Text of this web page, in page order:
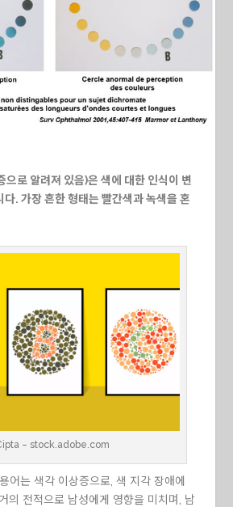
으로 알려져 있음)은 색에 대한 인식이 변
다. 가장 흔한 형태는 빨간색과 녹색을 혼
– stock.adobe.com
어는 색각 이상증으로, 색 지각 장애에
의 전적으로 남성에게 영향을 미치며, 남